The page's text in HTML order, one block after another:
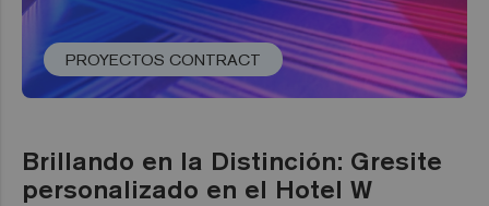
PROYECTOS CONTRACT
Brillando en la Distinción: Gresite
personalizado en el Hotel W